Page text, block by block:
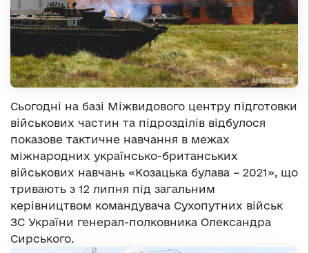
Сьогодні на базі Міжвидового центру підготовки
військових частин та підрозділів відбулося
показове тактичне навчання в межах
міжнародних українсько-британських
військових навчань «Козацька булава – 2021», що
тривають з 12 липня під загальним
керівництвом командувача Сухопутних військ
ЗС України генерал-полковника Олександра
Сирського.